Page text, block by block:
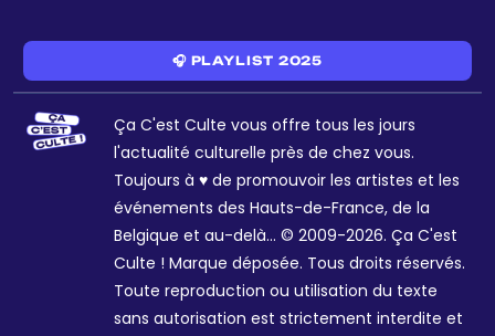
🎧 PLAYLIST 2025
Ça C'est Culte vous offre tous les jours
l'actualité culturelle près de chez vous.
Toujours à ♥ de promouvoir les artistes et les
événements des Hauts-de-France, de la
Belgique et au-delà... © 2009-2026. Ça C'est
Culte ! Marque déposée. Tous droits réservés.
Toute reproduction ou utilisation du texte
sans autorisation est strictement interdite et